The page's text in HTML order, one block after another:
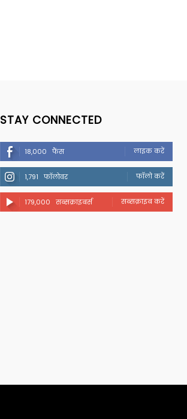
STAY CONNECTED
18,000 फैंस लाइक करें
1,791 फॉलोवर फॉलो करें
179,000 सब्सक्राइबर्स सब्सक्राइब करें